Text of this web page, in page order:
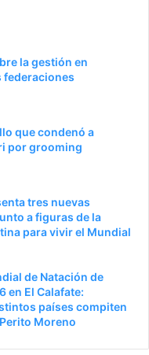
la gestión en
federaciones
que condenó a
por grooming
tres nuevas
a figuras de la
para vivir el Mundial
de Natación de
en El Calafate:
países compiten
Moreno